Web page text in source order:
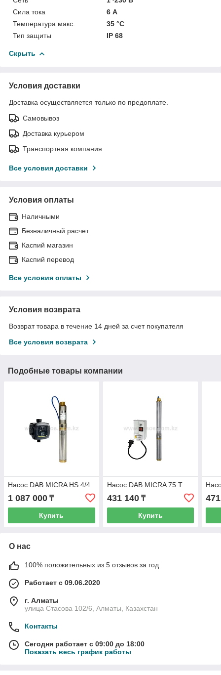
Сила тока
6 А
Температура макс.
35 °С
Тип защиты
IP 68
Скрыть
Условия доставки
Доставка осуществляется только по предоплате.
Самовывоз
Доставка курьером
Транспортная компания
Все условия доставки
Условия оплаты
Наличными
Безналичный расчет
Каспий магазин
Каспий перевод
Все условия оплаты
Условия возврата
Возврат товара в течение 14 дней за счет покупателя
Все условия возврата
Подобные товары компании
Насос DAB MICRA HS 4/4
1 087 000 ₸
Купить
Насос DAB MICRA 75 T
431 140₸
Купить
О нас
100% положительных из 5 отзывов за год
Работает с 09.06.2020
г. Алматы
улица Стасова 102/6, Алматы, Казахстан
Контакты
Сегодня работает с 09:00 до 18:00
Показать весь график работы